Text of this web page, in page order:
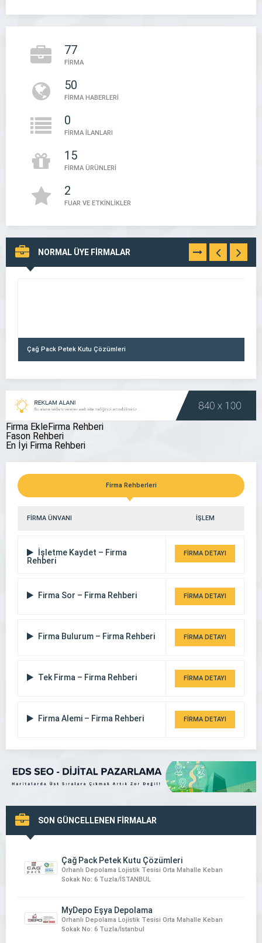
Dijital Kimliğinizi Güçlendirin: Şirket Rehberlerinin Marka
Bu Firma – Firma Rehberi
Bu Firma
05394497888
77
FİRMA
50
FİRMA HABERLERİ
0
FİRMA İLANLARI
15
FİRMA ÜRÜNLERİ
2
FUAR VE ETKİNLİKLER
NORMAL ÜYE FİRMALAR TÜMÜNÜ
GÖR
Çağ Pack Petek Kutu Çözümleri
Çorum Avukat Enes Mantı
Firma EkleFirma Rehberi
Fason Rehberi
En İyi Firma Rehberi
Firma Rehberleri
FİRMA ÜNVANI İŞLEM
İşletme Kaydet – Firma
Rehberi
FİRMA DETAYI
Firma Sor – Firma Rehberi FİRMA DETAYI
Firma Bulurum – Firma Rehberi FİRMA DETAYI
Tek Firma – Firma Rehberi FİRMA DETAYI
Firma Alemi – Firma Rehberi FİRMA DETAYI
SON GÜNCELLENEN FİRMALAR
Çağ Pack Petek Kutu Çözümleri
Orhanlı Depolama Lojistik Tesisi Orta Mahalle Keban
Sokak No: 6 Tuzla/İSTANBUL
MyDepo Eşya Depolama
Orhanlı Depolama Lojistik Tesisi Orta Mahalle Keban
Sokak No: 6 Tuzla/İstanbul